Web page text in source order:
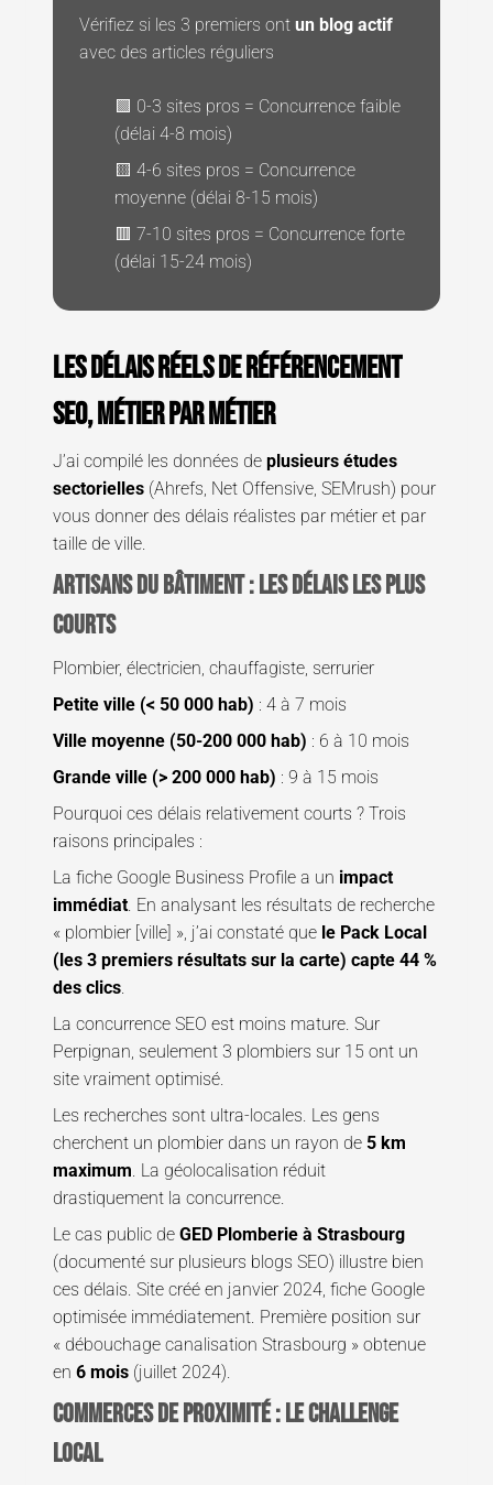
Vérifiez si les 3 premiers ont un blog actif
avec des articles réguliers
🟩 0-3 sites pros = Concurrence faible
(délai 4-8 mois)
🟨 4-6 sites pros = Concurrence
moyenne (délai 8-15 mois)
🟥 7-10 sites pros = Concurrence forte
(délai 15-24 mois)
Les délais réels de référencement
SEO, métier par métier
J’ai compilé les données de plusieurs études
sectorielles (Ahrefs, Net Offensive, SEMrush) pour
vous donner des délais réalistes par métier et par
taille de ville.
Artisans du bâtiment : les délais les plus
courts
Plombier, électricien, chauffagiste, serrurier
Petite ville (< 50 000 hab) : 4 à 7 mois
Ville moyenne (50-200 000 hab) : 6 à 10 mois
Grande ville (> 200 000 hab) : 9 à 15 mois
Pourquoi ces délais relativement courts ? Trois
raisons principales :
La fiche Google Business Profile a un impact
immédiat. En analysant les résultats de recherche
« plombier [ville] », j’ai constaté que le Pack Local
(les 3 premiers résultats sur la carte) capte 44 %
des clics.
La concurrence SEO est moins mature. Sur
Perpignan, seulement 3 plombiers sur 15 ont un
site vraiment optimisé.
Les recherches sont ultra-locales. Les gens
cherchent un plombier dans un rayon de 5 km
maximum. La géolocalisation réduit
drastiquement la concurrence.
Le cas public de GED Plomberie à Strasbourg
(documenté sur plusieurs blogs SEO) illustre bien
ces délais. Site créé en janvier 2024, fiche Google
optimisée immédiatement. Première position sur
« débouchage canalisation Strasbourg » obtenue
en 6 mois (juillet 2024).
Commerces de proximité : le challenge
local